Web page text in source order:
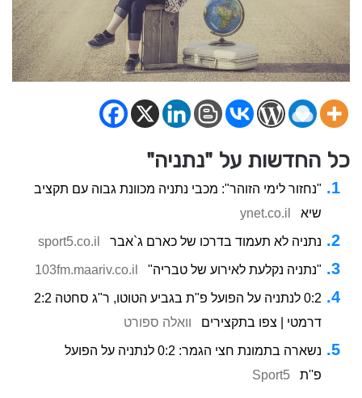
כל החדשות על "נתניה"
"נחזור לימי הזוהר": מכבי נתניה מכוונת גבוה עם תקציב
שיא
ynet.co.il
נתניה לא תעמוד בדרכו של כארם ג`אבר sport5.co.il
"נתניה נקלעת לאירוע של טבריה" 103fm.maariv.co.il
0:2 לנתניה על הפועל פ"ת בגביע הטוטו, ר"ג סחטה 2:2
דרמטי | צפו בתקצירים
וואלה ספורט
נשארה בתמונת חצי הגמר: 0:2 לנתניה על הפועל
פ''ת
Sport5